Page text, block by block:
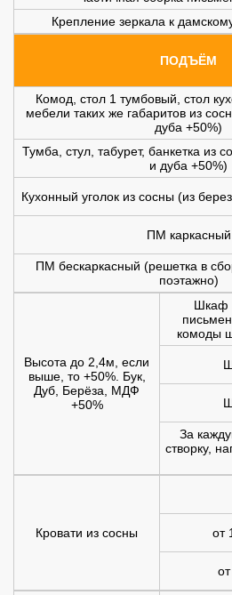
Крепление зеркала к
ПОДЪЁМ
Комод, стол 1 тумбовый, стол
мебели таких же габаритов из
дуба +50%)
Тумба, стул, табурет, банкетка из
и дуба +50%)
Кухонный уголок из сосны (из
ПМ каркасный
ПМ бескаркасный (решетка в
поэтажно)
Высота до 2,4м, если
выше, то +50%. Бук,
Дуб, Берёза, МДФ
+50%
Шкаф
комоды
За
створку,
Кровати из сосны от